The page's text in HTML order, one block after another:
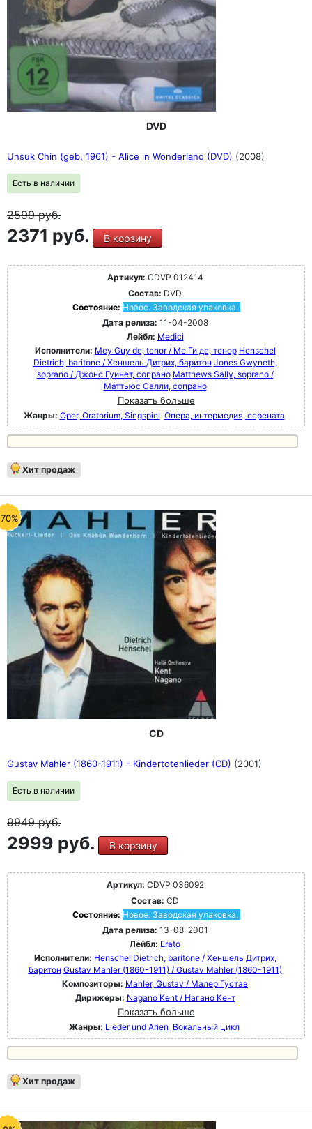
DVD
Unsuk Chin (geb. 1961) - Alice in Wonderland (DVD) (2008)
Есть в наличии
2599руб.
2371 руб. В корзину
Артикул: CDVP 012414
Состав: DVD
Состояние: Новое. Заводская упаковка.
Дата релиза: 11-04-2008
Лейбл: Medici
Исполнители: Mey Guy de, tenor / Ме Ги де, тенор Henschel
Dietrich, baritone / Хеншель Дитрих, баритон Jones Gwyneth,
soprano / Джонс Гуинет, сопрано Matthews Sally, soprano /
Маттьюс Салли, сопрано
Показать больше
Жанры: Oper, Oratorium, Singspiel Опера, интермедия, серената
Хит продаж
CD
Gustav Mahler (1860-1911) - Kindertotenlieder (CD) (2001)
Есть в наличии
9949руб.
2999 руб. В корзину
Артикул: CDVP 036092
Состав: CD
Состояние: Новое. Заводская упаковка.
Дата релиза: 13-08-2001
Лейбл: Erato
Исполнители: Henschel Dietrich, baritone / Хеншель Дитрих,
баритон Gustav Mahler (1860-1911) / Gustav Mahler (1860-1911)
Композиторы: Mahler, Gustav / Малер Густав
Дирижеры: Nagano Kent / Нагано Кент
Показать больше
Жанры: Lieder und Arien Вокальный цикл
Хит продаж